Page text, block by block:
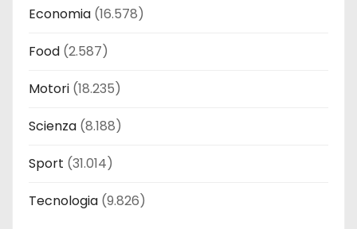
Economia (16.578)
Food (2.587)
Motori (18.235)
Scienza (8.188)
Sport (31.014)
Tecnologia (9.826)